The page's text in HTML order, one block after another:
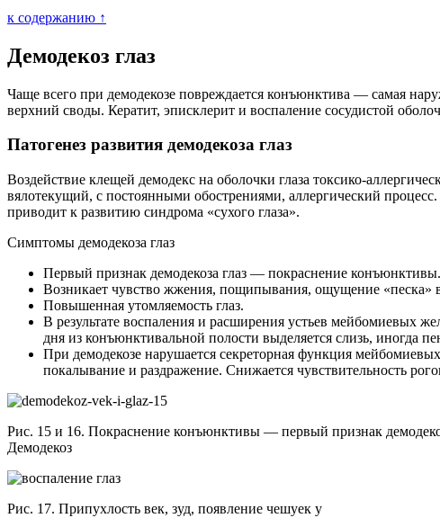
к содержанию ↑
Демодекоз глаз
Чаще всего при демодекозе повреждается конъюнктива — самая
верхний своды. Кератит, эписклерит и воспаление сосудистой
Патогенез развития демодекоза глаз
Воздействие клещей демодекс на оболочки глаза токсико-
вялотекущий, с постоянными обострениями, аллергический
приводит к развитию синдрома «сухого глаза».
Симптомы демодекоза глаз
Первый признак демодекоза глаз — покраснение конъюнктивы.
Возникает чувство жжения, пощипывания, ощущение «песка» в
Повышенная утомляемость глаз.
В результате воспаления и расширения устьев мейбомиевых
дня из конъюнктивальной полости выделяется слизь, иногда
При демодекозе нарушается секреторная функция
покалывание и раздражение. Снижается чувствительность
Рис. 15 и 16. Покраснение конъюнктивы — первый признак
Демодекоз
Рис. 17. Припухлость век, зуд, появление чешуек у